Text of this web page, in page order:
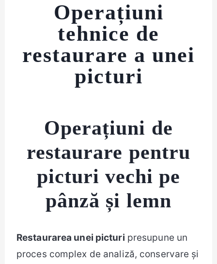
Operațiuni
tehnice de
restaurare a unei
picturi
Operațiuni de
restaurare pentru
picturi vechi pe
pânză și lemn
Restaurarea unei picturi presupune un
proces complex de analiză, conservare și